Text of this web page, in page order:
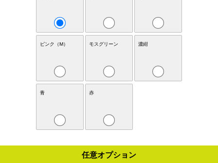
ピンク（M） モスグリーン 濃紺
青 赤
任意オプション